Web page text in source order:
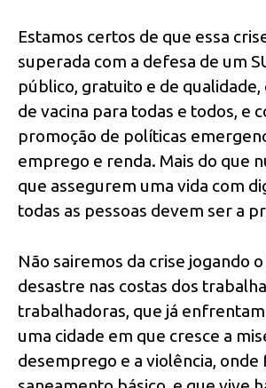
Estamos certos de que essa
superada com a defesa de um
público, gratuito e de qualidade,
de vacina para todas e todos, e
promoção de políticas
emprego e renda. Mais do que
que assegurem uma vida com
todas as pessoas devem ser a
Não sairemos da crise jogando
desastre nas costas dos
trabalhadoras, que já
uma cidade em que cresce a
desemprego e a violência, onde